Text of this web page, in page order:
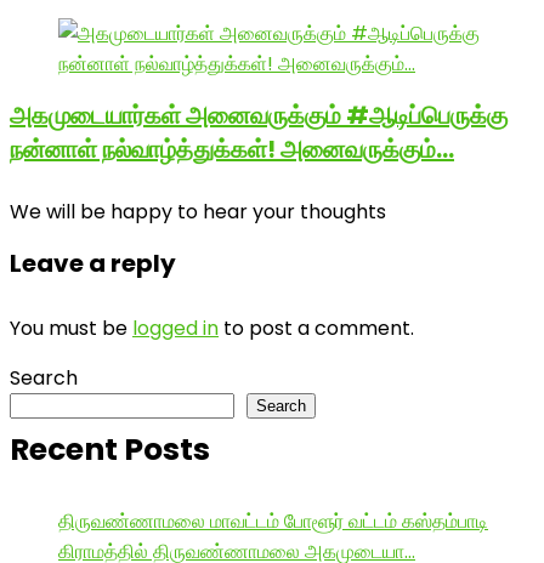
அகமுடையார்கள் அனைவருக்கும் #ஆடிப்பெருக்கு
நன்னாள் நல்வாழ்த்துக்கள்! அனைவருக்கும்…
We will be happy to hear your thoughts
Leave a reply
You must be logged in to post a comment.
Search
Search
Recent Posts
திருவண்ணாமலை மாவட்டம் போளூர் வட்டம் கஸ்தம்பாடி
கிராமத்தில் திருவண்ணாமலை அகமுடையா…